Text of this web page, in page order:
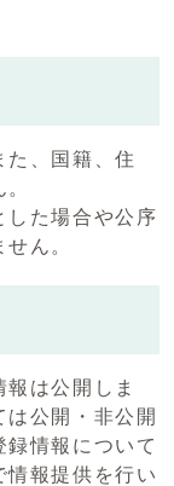
た、国籍、住
した場合や公序
ん。
は公開しま
公開・非公開
情報について
情報提供を行い